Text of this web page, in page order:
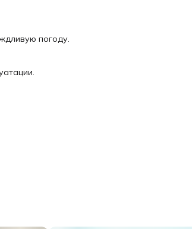
погоду.